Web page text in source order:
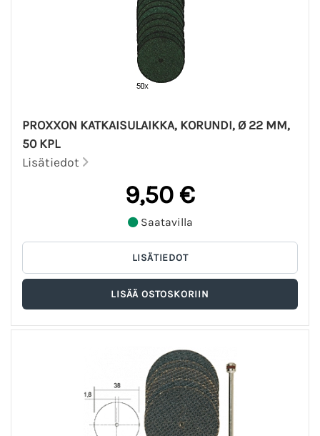
PROXXON KATKAISULAIKKA, KORUNDI, Ø 22 MM,
50 KPL
Lisätiedot
9,50 €
Saatavilla